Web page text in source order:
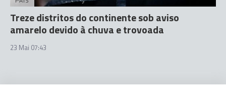
Treze distritos do continente sob aviso
amarelo devido à chuva e trovoada
23 Mai 07:43